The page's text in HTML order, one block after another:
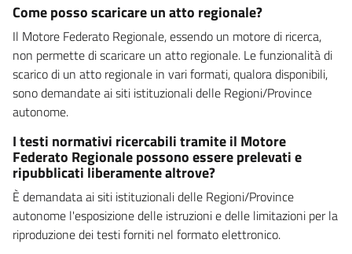
Come posso scaricare un atto regionale?
Il Motore Federato Regionale, essendo un motore di ricerca,
non permette di scaricare un atto regionale. Le funzionalità di
scarico di un atto regionale in vari formati, qualora disponibili,
sono demandate ai siti istituzionali delle Regioni/Province
autonome.
I testi normativi ricercabili tramite il Motore
Federato Regionale possono essere prelevati e
ripubblicati liberamente altrove?
È demandata ai siti istituzionali delle Regioni/Province
autonome l'esposizione delle istruzioni e delle limitazioni per la
riproduzione dei testi forniti nel formato elettronico.